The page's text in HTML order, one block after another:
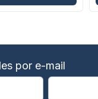
por e-mail